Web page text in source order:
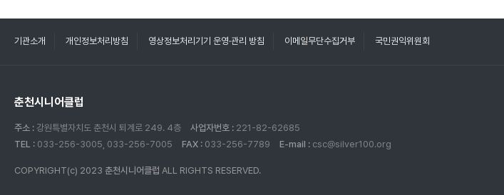
기관소개 개인정보처리방침 영상정보처리기기 운영·관리 방침 이메일무단수집거부 국민권익위원회
춘천시니어클럽
주소 : 강원특별자치도 춘천시 퇴계로 249. 4층 사업자번호 : 221-82-62685
TEL : 033-256-3005, 033-256-7005 FAX : 033-256-7789 E-mail : csc@silver100.org
COPYRIGHT(c) 2023 춘천시니어클럽 ALL RIGHTS RESERVED.